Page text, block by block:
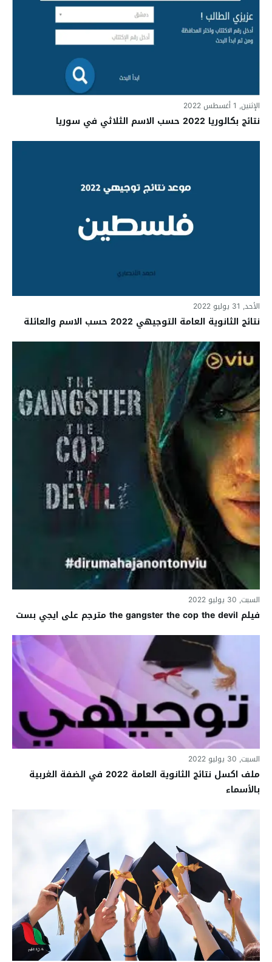
الإثنين, 1 أغسطس 2022
نتائج بكالوريا 2022 حسب الاسم الثلاثي في سوريا
الأحد, 31 يوليو 2022
نتائج الثانوية العامة التوجيهي 2022 حسب الاسم والعائلة
السبت, 30 يوليو 2022
فيلم the gangster the cop the devil مترجم على ايجي بست
السبت, 30 يوليو 2022
ملف اكسل نتائج الثانوية العامة 2022 في الضفة الغربية
بالأسماء